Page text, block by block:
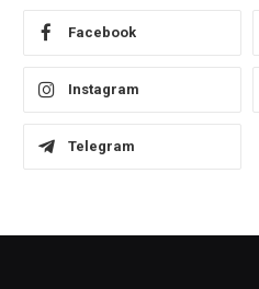
Facebook
Instagram
Telegram